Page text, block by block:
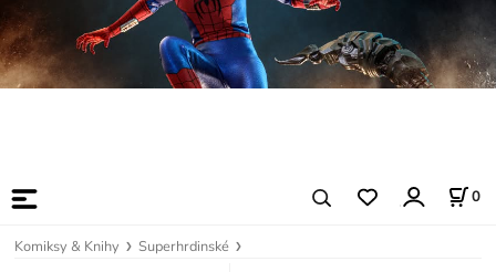
0
Komiksy & Knihy Superhrdinské